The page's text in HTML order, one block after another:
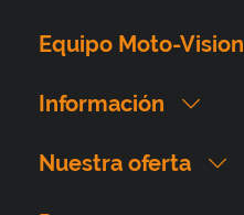
Equipo Moto-Vision
Información
Nuestra oferta